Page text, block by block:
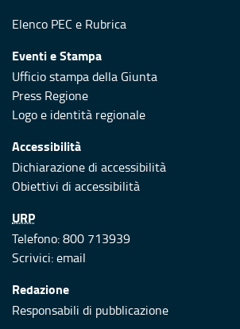
Elenco PEC e Rubrica
Eventi e Stampa
Ufficio stampa della Giunta
Press Regione
Logo e identità regionale
Accessibilità
Dichiarazione di accessibilità
Obiettivi di accessibilità
URP
Telefono: 800 713939
Scrivici:email
Redazione
Responsabili di pubblicazione